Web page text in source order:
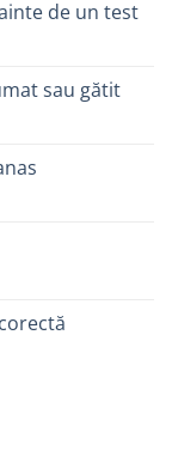
de un test
sau gătit